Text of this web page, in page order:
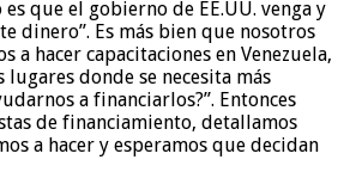
que el gobierno de EE.UU. venga y
dinero”. Es más bien que nosotros
a hacer capacitaciones en Venezuela,
lugares donde se necesita más
a financiarlos?”. Entonces
de financiamiento, detallamos
a hacer y esperamos que decidan